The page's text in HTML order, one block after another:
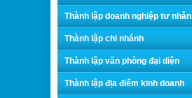
Thành lập doanh nghiệp tư nhân
Thành lập chi nhánh
Thành lập văn phòng đại diện
Thành lập địa điểm kinh doanh